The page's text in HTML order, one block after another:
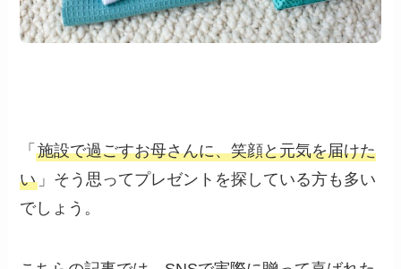
「施設で過ごすお母さんに、笑顔と元気を届けた
い 」そう思ってプレゼントを探している方も多い
でしょう。